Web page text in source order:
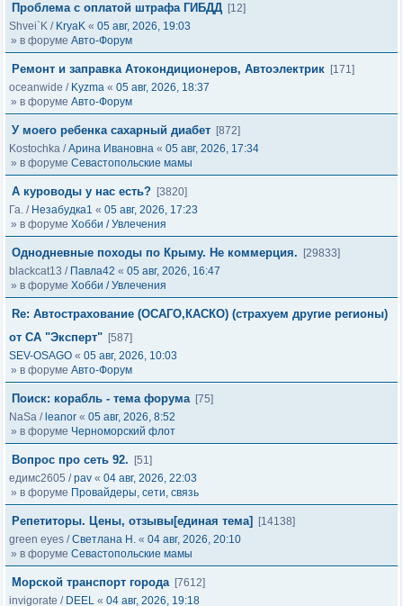
Проблема с оплатой штрафа ГИБДД [12]
Shvei`K / KryaK « 05 авг, 2026, 19:03
» в форуме Авто-Форум
Ремонт и заправка Атокондиционеров, Автоэлектрик [171]
oceanwide / Kyzma « 05 авг, 2026, 18:37
» в форуме Авто-Форум
У моего ребенка сахарный диабет [872]
Kostochka /Арина Ивановна « 05 авг, 2026, 17:34
» в форуме Севастопольские мамы
А куроводы у нас есть? [3820]
Га. / Незабудка1 « 05 авг, 2026, 17:23
» в форуме Хобби / Увлечения
Однодневные походы по Крыму. Не коммерция.
[29833]
blackcat13 / Павла42 « 05 авг, 2026, 16:47
» в форуме Хобби / Увлечения
Re: Автострахование (ОСАГО,КАСКО) (страхуем другие регионы)
от СА "Эксперт" [587]
SEV-OSAGO « 05 авг, 2026, 10:03
» в форуме Авто-Форум
Поиск: корабль - тема форума [75]
NaSa / leanor « 05 авг, 2026, 8:52
» в форуме Черноморский флот
Вопрос про сеть 92.
[51]
едимс2605 /pav « 04 авг, 2026, 22:03
» в форуме Провайдеры, сети, связь
Репетиторы. Цены, отзывы[единая тема]
[14138]
green eyes /Светлана Н. « 04 авг, 2026, 20:10
» в форуме Севастопольские мамы
Морской транспорт города [7612]
invigorate / DEEL « 04 авг, 2026, 19:18